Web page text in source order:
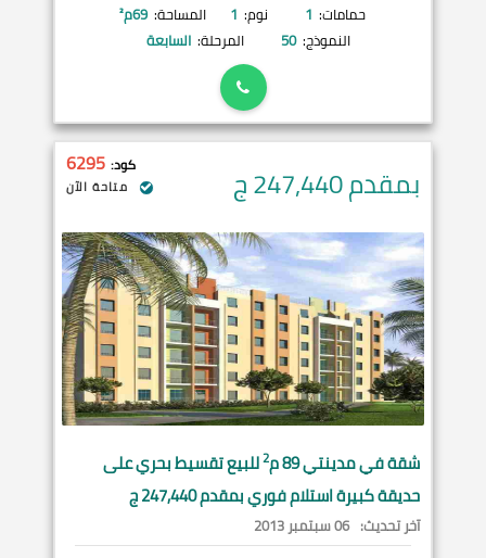
حمامات: 1 نوم: 1 المساحة: 69م²
النموذج: 50 المرحلة: السابعة
بمقدم 247,440 ج كود: 6295
متاحة الآن
شقة فيمدينتي89 م 2للبيع تقسيط بحري على
حديقة كبيرة استلام فوري بمقدم 247,440 ج
آخر تحديث: 06 سبتمبر 2013